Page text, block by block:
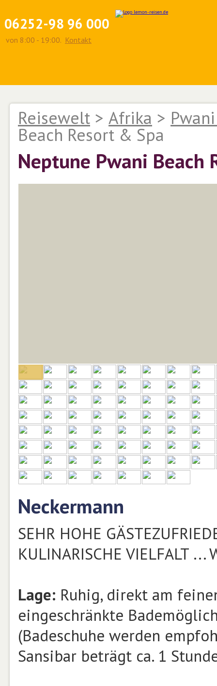
06252-98 96 000
von 8:00 - 19:00. Kontakt
Reisewelt > Afrika >
Beach Resort & Spa
Neptune Pwani Beach
Neckermann
SEHR HOHE
KULINARISCHE VIELFALT ...
Lage: Ruhig, direkt am
eingeschränkte
(Badeschuhe werden
Sansibar beträgt ca. 1